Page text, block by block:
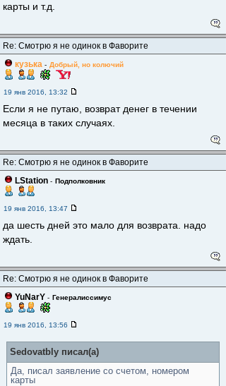
карты и т.д.
Re: Смотрю я не одинок в Фаворите
кузька - Добрый, но колючий
19 янв 2016, 13:32
Если я не путаю, возврат денег в течении
месяца в таких случаях.
Re: Смотрю я не одинок в Фаворите
LStation - Подполковник
19 янв 2016, 13:47
да шесть дней это мало для возврата. надо
ждать.
Re: Смотрю я не одинок в Фаворите
YuNarY - Генералиссимус
19 янв 2016, 13:56
Sedovatbly писал(а)
Да, писал заявление со счетом, номером
карты